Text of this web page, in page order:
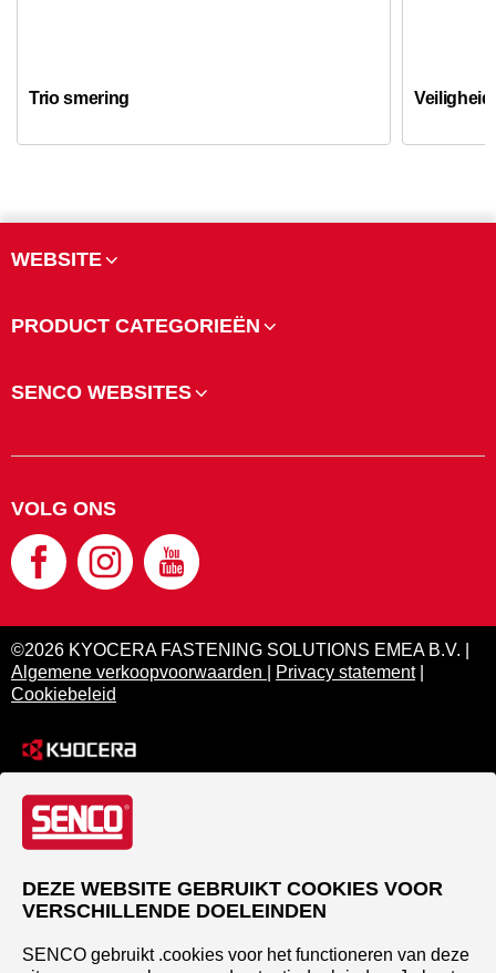
Trio smering
WEBSITE
PRODUCT CATEGORIEËN
SENCO WEBSITES
VOLG ONS
©2026 KYOCERA FASTENING SOLUTIONS EMEA B.V. |
Algemene verkoopvoorwaarden
Privacy statement|
Cookiebeleid
DEZE WEBSITE GEBRUIKT COOKIES VOOR
VERSCHILLENDE DOELEINDEN
SENCO gebruikt .cookies voor het functioneren van deze